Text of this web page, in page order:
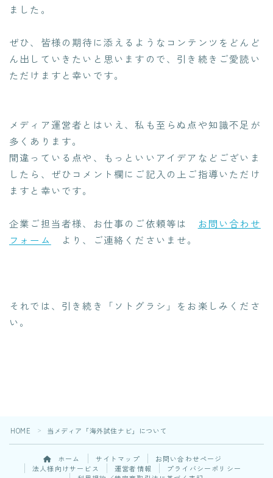
ました。
ぜひ、皆様の期待に添えるようなコンテンツをどんど
ん出していきたいと思いますので、引き続きご愛読い
ただけますと幸いです。
メディア運営者とはいえ、私も至らぬ点や知識不足が
多くあります。
間違っている点や、もっといいアイデアなどございま
したら、ぜひコメント欄にご記入の上ご指導いただけ
ますと幸いです。
企業ご担当者様、お仕事のご依頼等は
お問い合わせ
フォーム
より、ご連絡くださいませ。
それでは、引き続き「ソトグラシ」をお楽しみくださ
い。
HOME ＞ 当メディア「海外試住ナビ」について
ホーム サイトマップ
お問い合わせページ
法人様向けサービス
運営者情報
プライバシーポリシー